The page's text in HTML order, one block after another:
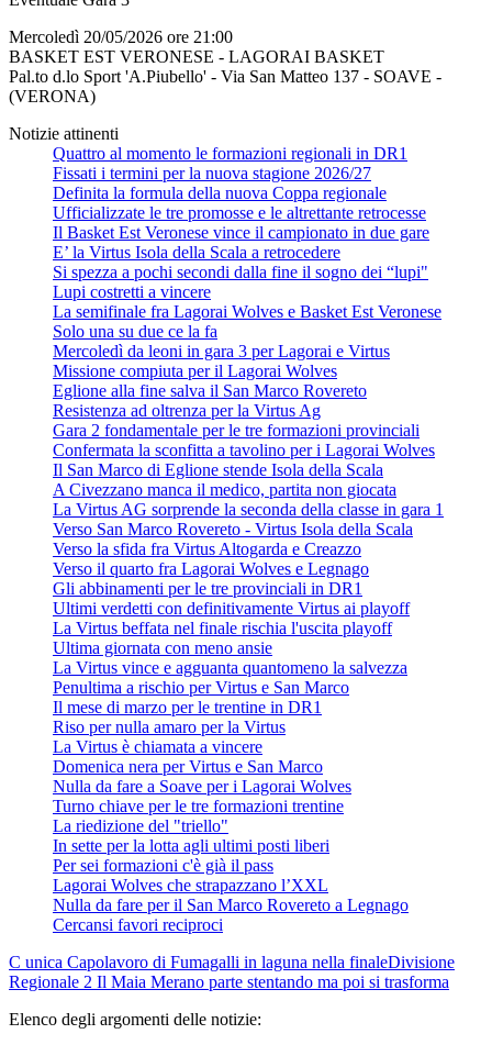
Mercoledì 20/05/2026 ore 21:00
BASKET EST VERONESE - LAGORAI BASKET
Pal.to d.lo Sport 'A.Piubello' - Via San Matteo 137 - SOAVE -
(VERONA)
Notizie attinenti
Quattro al momento le formazioni regionali in DR1
Fissati i termini per la nuova stagione 2026/27
Definita la formula della nuova Coppa regionale
Ufficializzate le tre promosse e le altrettante retrocesse
Il Basket Est Veronese vince il campionato in due gare
E’ la Virtus Isola della Scala a retrocedere
Si spezza a pochi secondi dalla fine il sogno dei “lupi"
Lupi costretti a vincere
La semifinale fra Lagorai Wolves e Basket Est Veronese
Solo una su due ce la fa
Mercoledì da leoni in gara 3 per Lagorai e Virtus
Missione compiuta per il Lagorai Wolves
Eglione alla fine salva il San Marco Rovereto
Resistenza ad oltrenza per la Virtus Ag
Gara 2 fondamentale per le tre formazioni provinciali
Confermata la sconfitta a tavolino per i Lagorai Wolves
Il San Marco di Eglione stende Isola della Scala
A Civezzano manca il medico, partita non giocata
La Virtus AG sorprende la seconda della classe in gara 1
Verso San Marco Rovereto - Virtus Isola della Scala
Verso la sfida fra Virtus Altogarda e Creazzo
Verso il quarto fra Lagorai Wolves e Legnago
Gli abbinamenti per le tre provinciali in DR1
Ultimi verdetti con definitivamente Virtus ai playoff
La Virtus beffata nel finale rischia l'uscita playoff
Ultima giornata con meno ansie
La Virtus vince e agguanta quantomeno la salvezza
Penultima a rischio per Virtus e San Marco
Il mese di marzo per le trentine in DR1
Riso per nulla amaro per la Virtus
La Virtus è chiamata a vincere
Domenica nera per Virtus e San Marco
Nulla da fare a Soave per i Lagorai Wolves
Turno chiave per le tre formazioni trentine
La riedizione del "triello"
In sette per la lotta agli ultimi posti liberi
Per sei formazioni c'è già il pass
Lagorai Wolves che strapazzano l’XXL
Nulla da fare per il San Marco Rovereto a Legnago
Cercansi favori reciproci
C unica Capolavoro di Fumagalli in laguna nella finaleDivisione
Regionale 2 Il Maia Merano parte stentando ma poi si trasforma
Elenco degli argomenti delle notizie: